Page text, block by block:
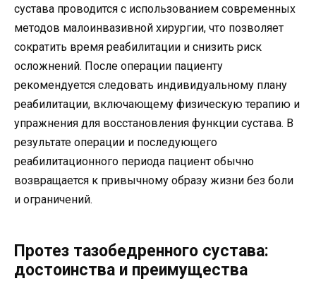
сустава проводится с использованием современных
методов малоинвазивной хирургии, что позволяет
сократить время реабилитации и снизить риск
осложнений. После операции пациенту
рекомендуется следовать индивидуальному плану
реабилитации, включающему физическую терапию и
упражнения для восстановления функции сустава. В
результате операции и последующего
реабилитационного периода пациент обычно
возвращается к привычному образу жизни без боли
и ограничений.
Протез тазобедренного сустава:
достоинства и преимущества